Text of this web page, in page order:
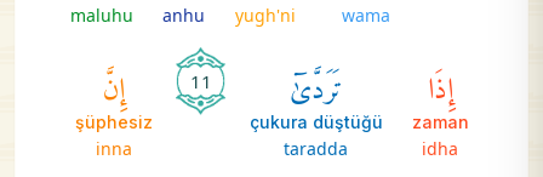
wama
yugh'ni
anhu
maluhu
إِذَا
zaman
idha
تَرَدَّىٰٓ
çukura düştüğü
taradda
11 إِنَّ
şüphesiz
inna